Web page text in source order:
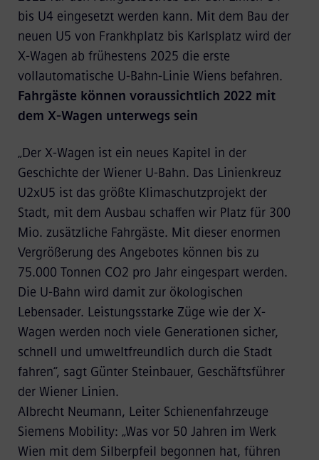
bis U4 eingesetzt werden kann. Mit dem Bau der
neuen U5 von Frankhplatz bis Karlsplatz wird der
X-Wagen ab frühestens 2025 die erste
vollautomatische U-Bahn-Linie Wiens befahren.
Fahrgäste können voraussichtlich 2022 mit
dem X-Wagen unterwegs sein
„Der X-Wagen ist ein neues Kapitel in der
Geschichte der Wiener U-Bahn. Das Linienkreuz
U2xU5 ist das größte Klimaschutzprojekt der
Stadt, mit dem Ausbau schaffen wir Platz für 300
Mio. zusätzliche Fahrgäste. Mit dieser enormen
Vergrößerung des Angebotes können bis zu
75.000 Tonnen CO2 pro Jahr eingespart werden.
Die U-Bahn wird damit zur ökologischen
Lebensader. Leistungsstarke Züge wie der X-
Wagen werden noch viele Generationen sicher,
schnell und umweltfreundlich durch die Stadt
fahren“, sagt Günter Steinbauer, Geschäftsführer
der Wiener Linien.
Albrecht Neumann, Leiter Schienenfahrzeuge
Siemens Mobility: „Was vor 50 Jahren im Werk
Wien mit dem Silberpfeil begonnen hat, führen